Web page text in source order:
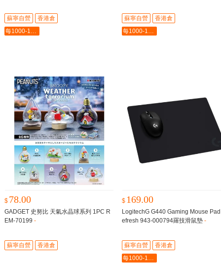
蘇寧自營
香港倉
每1000-100最多-5000
蘇寧自營
香港倉
每1000-100最多-5000
$ 78.00
GADGET 史努比 天氣水晶球系列 1PC R
EM-70199 -
蘇寧自營 香港倉
$ 169.00
LogitechG G440 Gaming Mouse
efresh 943-000794羅技滑鼠墊 -
蘇寧自營
香港倉
每1000-100最多-5000